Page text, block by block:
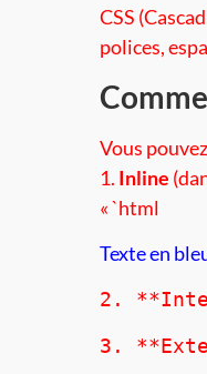
CSS
polices,
Vous
1. Inline
« `html
Texte en
2.
3.